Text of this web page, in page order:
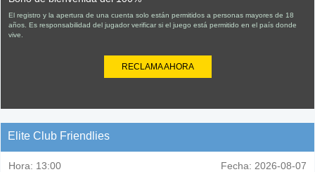
El registro y la apertura de una cuenta solo están permitidos a personas mayores de 18
años. Es responsabilidad del jugador verificar si el juego está permitido en el país donde
vive.
RECLAMA AHORA
Elite Club Friendlies
Hora: 13:00 Fecha: 2026-08-07